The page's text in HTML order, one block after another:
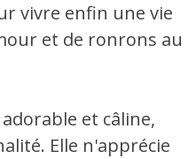
vivre enfin une vie
et de ronrons au
et câline,
Elle n'apprécie